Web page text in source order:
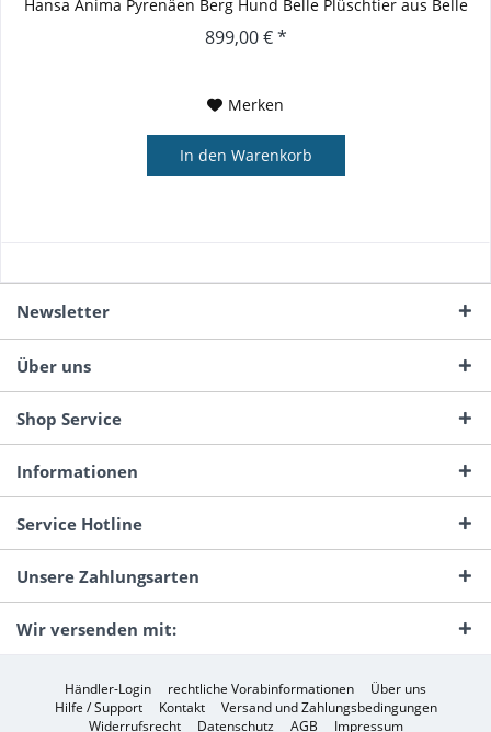
Hansa Anima Pyrenäen Berg Hund Belle Plüschtier aus Belle
und Sebastian...
899,00 € *
Merken
In den Warenkorb
Newsletter
Über uns
Shop Service
Informationen
Service Hotline
Unsere Zahlungsarten
Wir versenden mit:
Händler-Login rechtliche Vorabinformationen
Über uns
Hilfe / Support
Kontakt
Versand und Zahlungsbedingungen
Widerrufsrecht
Datenschutz AGB Impressum